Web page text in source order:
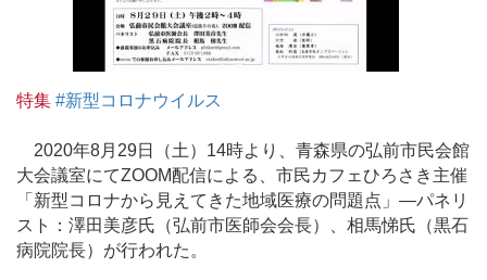
特集 #新型コロナウイルス
2020年8月29日（土）14時より、青森県の弘前市民会館
大会議室にてZOOM配信による、市民カフェひろさき主催
「新型コロナから見えてきた地域医療の問題点」―パネリ
スト：澤田美彦氏（弘前市医師会会長）、相馬悌氏（黒石
病院院長）が行われた。